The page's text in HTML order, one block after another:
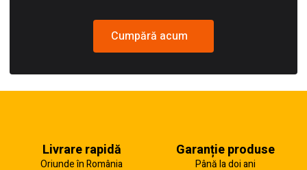
Cumpără acum
Livrare rapidă
Oriunde în România
Garanție produse
Până la doi ani